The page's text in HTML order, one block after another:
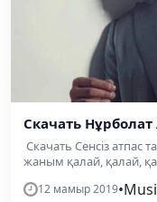
Скачать
Скачать Сенсіз атпас
жаным қалай, қалай,
12 мамыр 2019•